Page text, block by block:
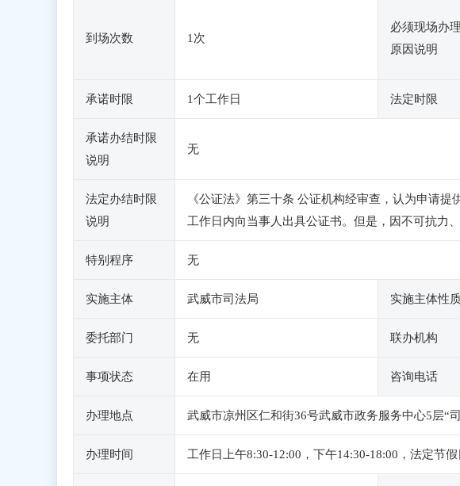
到场次数 1次
必须现场办理
原因说明
承诺时限 1个工作日 法定时限
承诺办结时限
说明
无
法定办结时限
说明
《公证法》第三十条 公证机构经审查，认为申请
工作日内向当事人出具公证书。但是，因不可抗力
特别程序 无
实施主体 武威市司法局 实施主体性
委托部门 无 联办机构
事项状态 在用 咨询电话
办理地点 武威市凉州区仁和街36号武威市政务服务中心5层“
办理时间 工作日上午8:30-12:00，下午14:30-18:00，法定节